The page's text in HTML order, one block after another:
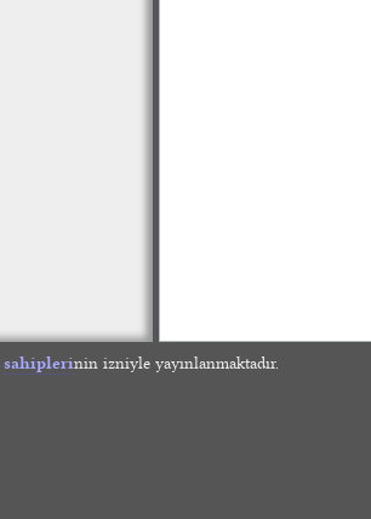
sahiplerinin izniyle yayınlanmaktadır.